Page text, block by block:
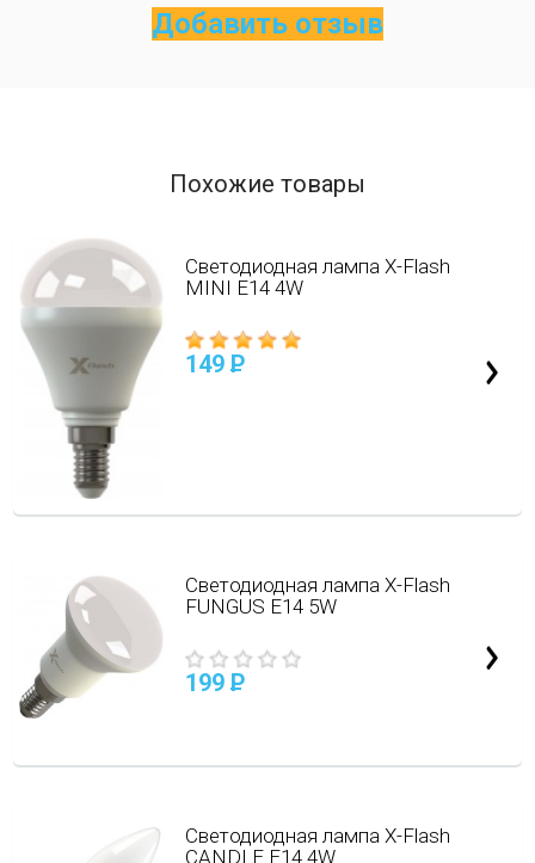
Добавить отзыв
Похожие товары
Светодиодная лампа X-Flash
MINI E14 4W
149 P
Светодиодная лампа X-Flash
FUNGUS E14 5W
199 P
Светодиодная лампа X-Flash
CANDLE E14 4W